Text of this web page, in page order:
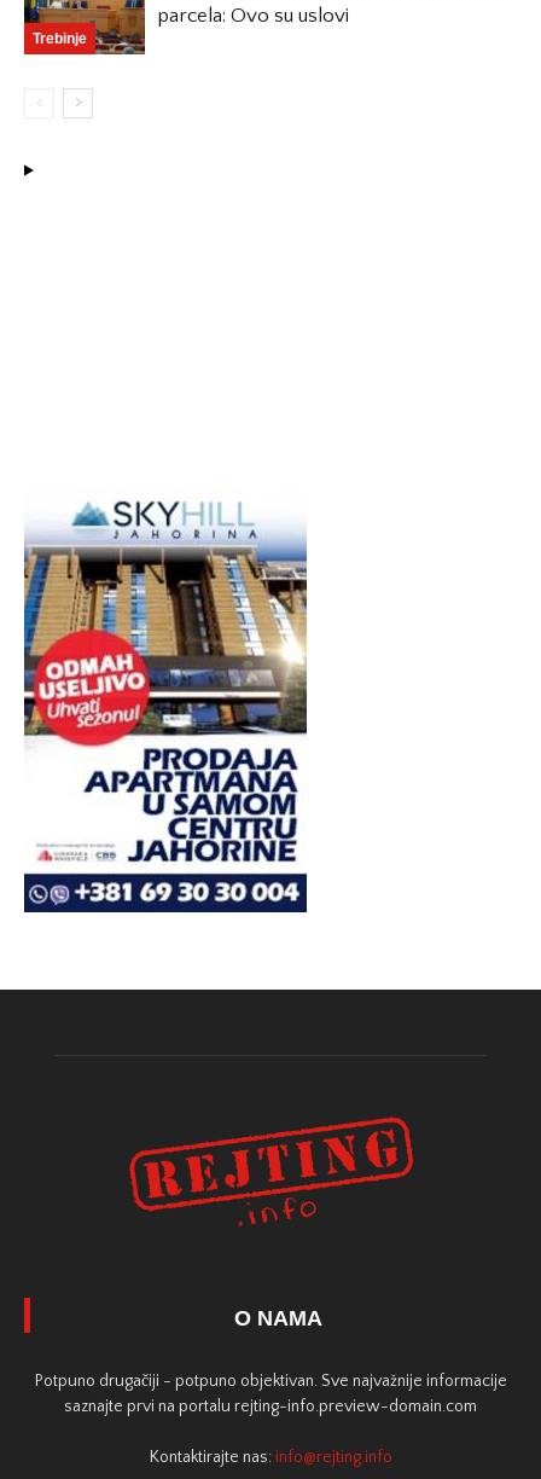
Trebinje
parcela: Ovo su uslovi
O NAMA
Potpuno drugačiji - potpuno objektivan. Sve najvažnije informacije
saznajte prvi na portalu rejting-info.preview-domain.com
Kontaktirajte nas: info@rejting.info